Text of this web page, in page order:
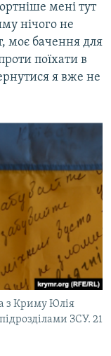
мені тут
нічого не
моє бачення для
поїхати в
я вже не
з Криму Юлія
ЗСУ. 21